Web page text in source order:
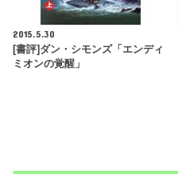
2015.5.30
[書評]ダン・シモンズ「エンディ
ミオンの覚醒」